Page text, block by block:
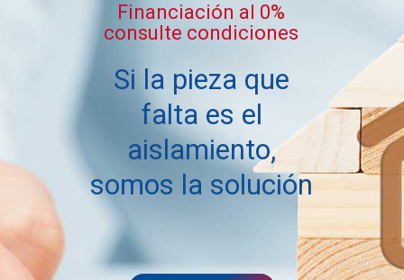
Si la pieza que
falta es el
aislamiento,
somos la solución
Financiación al 0%
consulte condiciones